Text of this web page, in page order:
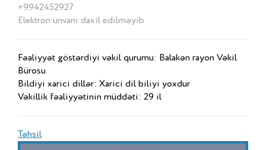
+9942452927
Elektron ünvanı daxil edilməyib
Fəaliyyət göstərdiyi vəkil qurumu: Balakən rayon Vəkil
Bürosu
Bildiyi xarici dillər: Xarici dil biliyi yoxdur
Vəkillik fəaliyyətinin müddəti: 29 il
Təhsil